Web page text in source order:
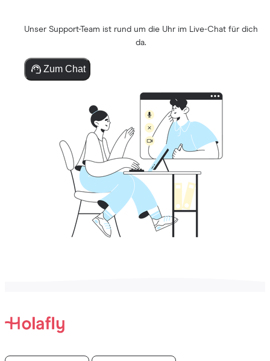
Unser Support-Team ist rund um die Uhr im Live-Chat für dich
da.
Zum Chat